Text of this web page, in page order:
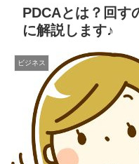
PDCAとは？回す
に解説します♪
ビジネス